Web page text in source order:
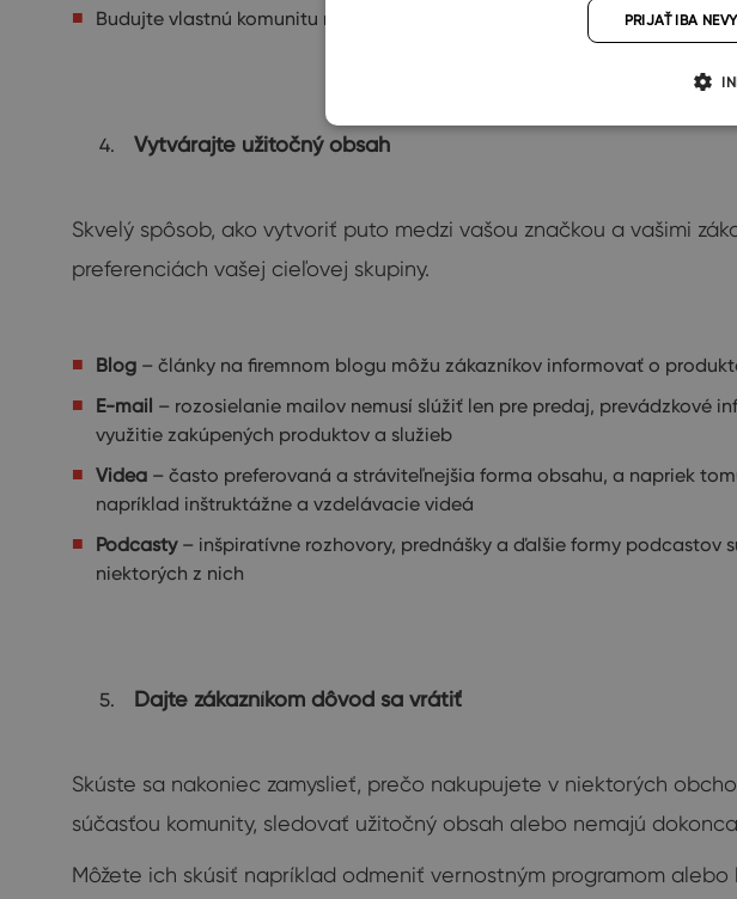
Budujte vlastnú komunitu na sociálnych sieťach – okrem firemnej
Vytvárajte užitočný obsah
Skvelý spôsob, ako vytvoriť puto medzi vašou značkou a vašimi
preferenciách vašej cieľovej skupiny.
Blog – články na firemnom blogu môžu zákazníkov informovať o
E-mail – rozosielanie mailov nemusí slúžiť len pre predaj, prevádzkové
využitie zakúpených produktov a služieb
Videa – často preferovaná a stráviteľnejšia forma obsahu, a napriek
napríklad inštruktážne a vzdelávacie videá
Podcasty– inšpiratívne rozhovory, prednášky a ďalšie formy
niektorých z nich
Dajte zákazníkom dôvod sa vrátiť
Skúste sa nakoniec zamyslieť, prečo nakupujete v niektorých
súčasťou komunity, sledovať užitočný obsah alebo nemajú
Môžete ich skúsiť napríklad odmeniť vernostným programom
PRIJAŤ IBA